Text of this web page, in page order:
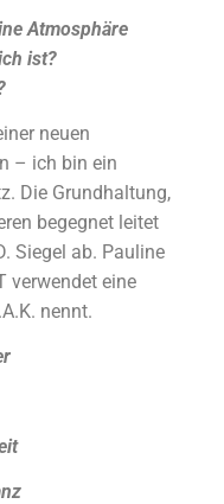
Atmosphäre
ist?
neuen
– ich bin ein
Die Grundhaltung,
begegnet leitet
Siegel ab. Pauline
verwendet eine
nennt.